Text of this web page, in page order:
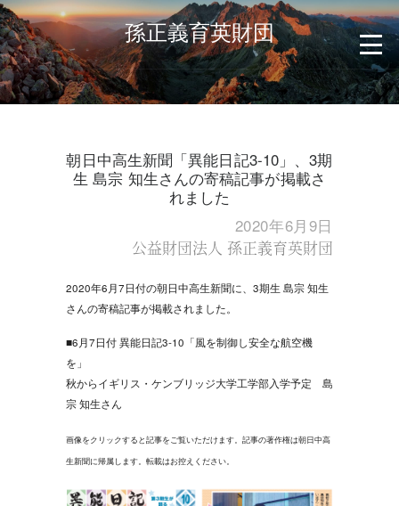
孫正義育英財団
朝日中高生新聞「異能日記3-10」、3期
生 島宗 知生さんの寄稿記事が掲載さ
れました
2020年6月9日
公益財団法人 孫正義育英財団
2020年6月7日付の朝日中高生新聞に、3期生 島宗 知生
さんの寄稿記事が掲載されました。
■6月7日付 異能日記3-10「風を制御し安全な航空機
を」
秋からイギリス・ケンブリッジ大学工学部入学予定 島
宗 知生さん
画像をクリックすると記事をご覧いただけます。記事の著作権は朝日中高
生新聞に帰属します。転載はお控えください。